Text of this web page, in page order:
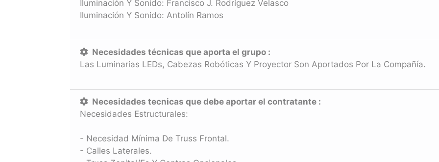
Iluminación Y Sonido: Francisco J. Rodríguez Velasco
Iluminación Y Sonido: Antolín Ramos
Necesidades técnicas que aporta el grupo :
Las Luminarias LEDs, Cabezas Robóticas Y Proyector Son Aportados Por La Compañía.
Necesidades tecnicas que debe aportar el contratante :
Necesidades Estructurales:
- Necesidad Mínima De Truss Frontal.
- Calles Laterales.